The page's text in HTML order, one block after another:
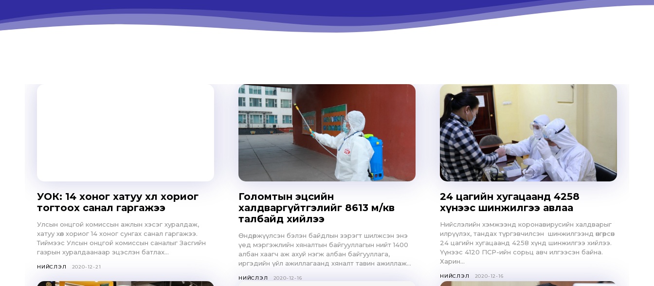
Don't miss out!
Sing up for our newsletter to stay in the loop.
SUBSCRIBE
УОК: 14 хоног хатуу хөл хориог
тогтоох санал гаргажээ
Улсын онцгой комиссын ажлын хэсэг хуралдаж,
хатуу хөл хориог 14 хоног сунгах санал гаргажээ.
Тиймээс Улсын онцгой комиссын саналыг Засгийн
газрын хуралдаанаар эцэслэн батлах...
НИЙСЛЭЛ 2020-12-21
Голомтын эцсийн
халдваргүйтгэлийг 8613 м/кв
талбайд хийлээ
Өндөржүүлсэн бэлэн байдлын зэрэгт шилжсэн энэ
үед мэргэжлийн хяналтын байгууллагын нийт 1400
албан хаагч аж ахуй нэгж албан байгууллага,
иргэдийн үйл ажиллагаанд хяналт тавин ажиллаж...
НИЙСЛЭЛ 2020-12-16
24 цагийн хугацаанд 4258
хүнээс шинжилгээ авлаа
Нийслэлийн хэмжээнд коронавирусийн халдварыг
илрүүлэх, тандах түргэвчилсэн шинжилгээнд өнгөрсөн
24 цагийн хугацаанд 4258 хүнд шинжилгээ хийлээ.
Үүнээс 4120 ПСР-ийн сорьц авч илгээсэн байна.
Харин...
НИЙСЛЭЛ 2020-12-16